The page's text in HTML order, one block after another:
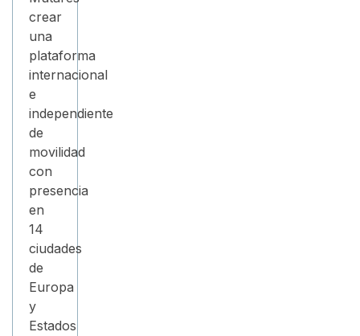
crear
una
plataforma
internacional
e
independiente
de
movilidad
con
presencia
en
14
ciudades
de
Europa
y
Estados